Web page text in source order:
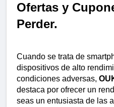
Ofertas y
Perder.
Cuando se trata de
dispositivos de alto
condiciones adversas,
destaca por ofrecer un
seas un entusiasta de las